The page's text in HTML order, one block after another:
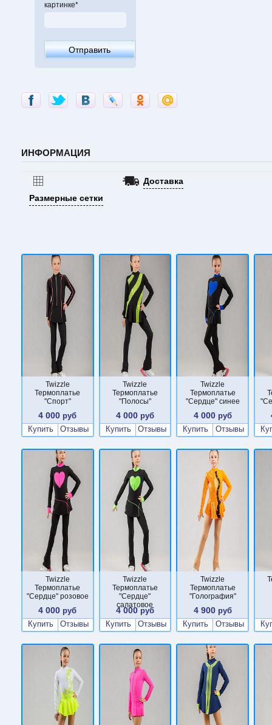
картинке*
ИНФОРМАЦИЯ
Размерные сетки
Доставка
Twizzle
Термоплатье
"Спорт"
4 000 руб
Купить
Отзывы
Twizzle
Термоплатье
"Полосы"
4 000 руб
Купить
Отзывы
Twizzle
Термоплатье
"Сердце" синее
4 000руб
Купить
Отзывы
Twizzle
Термоплатье
"Сердце" розовое
4 000 руб
Купить
Отзывы
Twizzle
Термоплатье
"Сердце"
салатовое
4 000 руб
Купить
Отзывы
Twizzle
Термоплатье
"Голография"
4 900руб
Купить
Отзывы